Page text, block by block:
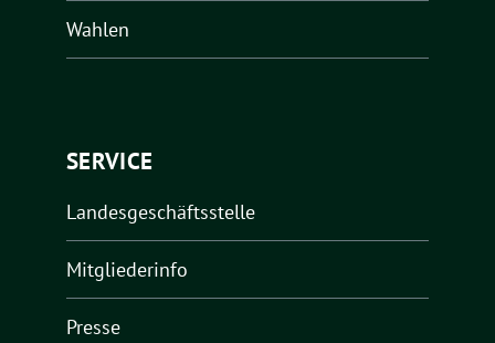
Wahlen
SERVICE
Landesgeschäftsstelle
Mitgliederinfo
Presse